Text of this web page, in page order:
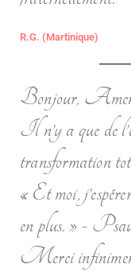
R.G. (Martinique)
Bonjour,
Il n’y a que de
transformation
« Et moi,
en plus. » -
Merci